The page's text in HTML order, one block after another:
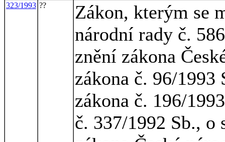
323/1993 ??
Zákon, kterým se
národní rady č.
znění zákona
zákona č. 96/1993
zákona č. 196/
č. 337/1992 Sb., o